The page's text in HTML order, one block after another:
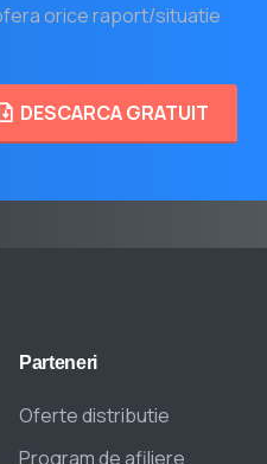
orice raport/situatie
DESCARCA GRATUIT
Parteneri
Oferte distributie
Program de afiliere